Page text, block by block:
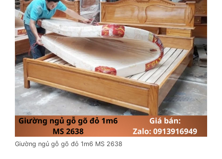
Giường ngủ gỗ gõ đỏ 1m6 MS 2638